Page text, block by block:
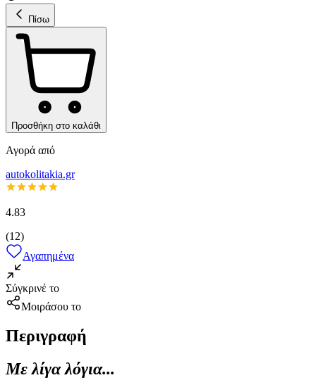
Πίσω
Προσθήκη στο καλάθι
Αγορά από
autokolitakia.gr
4.83
(12)
Αγαπημένα
Σύγκρινέ το
Μοιράσου το
Περιγραφή
Με λίγα λόγια...